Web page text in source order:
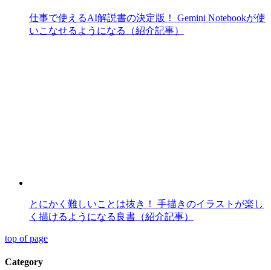
仕事で使えるAI解説書の決定版！ Gemini Notebookが使
いこなせるようになる（紹介記事）
とにかく難しいことは抜き！ 手描きのイラストが楽し
く描けるようになる良書（紹介記事）
top of page
Category